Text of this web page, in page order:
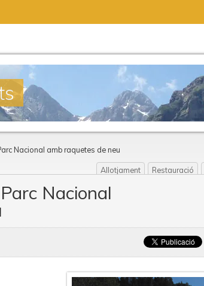
Nacional amb raquetes de neu
Allotjament Restauració
Nacional